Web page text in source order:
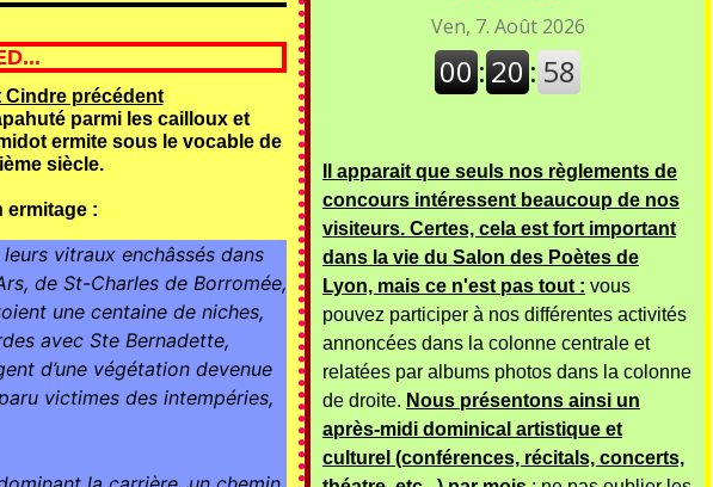
précédent
parmi les cailloux et
ermite sous le vocable de
siècle.
ermitage :
vitraux enchâssés dans
de St-Charles de Borromée,
une centaine de niches,
avec Ste Bernadette,
d’une végétation devenue
victimes des intempéries,
Il apparait que seuls nos règlements de
concours intéressent beaucoup de nos
visiteurs. Certes, cela est fort important
dans la vie du Salon des Poètes de
Lyon, mais ce n'est pas tout : vous
pouvez participer à nos différentes activités
annoncées dans la colonne centrale et
relatées par albums photos dans la colonne
de droite. Nous présentons ainsi un
après-midi dominical artistique et
culturel (conférences, récitals, concerts,